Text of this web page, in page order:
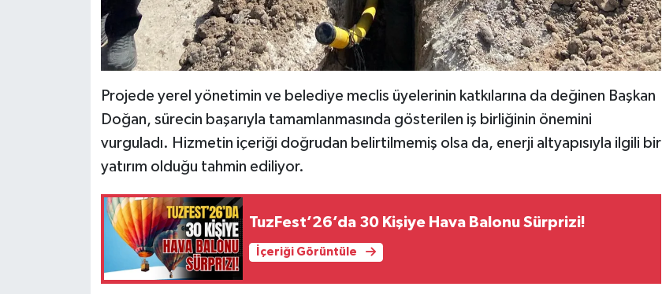
Projede yerel yönetimin ve belediye meclis üyelerinin katkılarına da değinen Başkan
Doğan, sürecin başarıyla tamamlanmasında gösterilen iş birliğinin önemini
vurguladı. Hizmetin içeriği doğrudan belirtilmemiş olsa da, enerji altyapısıyla ilgili bir
yatırım olduğu tahmin ediliyor.
TuzFest’26’da 30 Kişiye Hava Balonu Sürprizi!
İçeriği Görüntüle